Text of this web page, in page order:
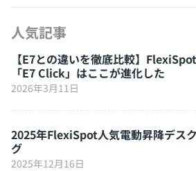
人気記事
【E7との違いを徹底比較】
「E7 Click」はここが進化した
2026年3月11日
2025年FlexiSpot人気電動昇降デス
グ
2025年12月16日